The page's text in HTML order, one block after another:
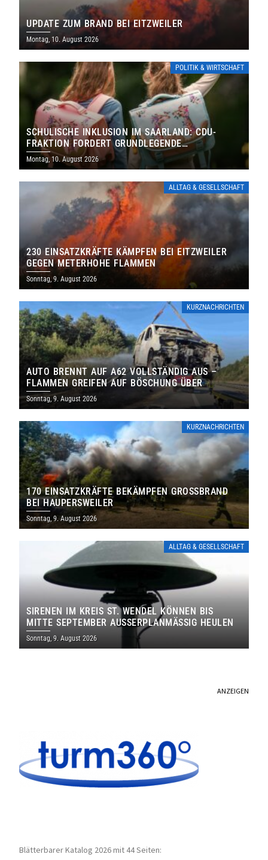
UPDATE ZUM BRAND BEI EITZWEILER
Montag, 10. August 2026
POLITIK & WIRTSCHAFT
SCHULISCHE INKLUSION IM SAARLAND: CDU-
FRAKTION FORDERT GRUNDLEGENDE
NEUAUFSTELLUNG
Montag, 10. August 2026
ALLTAG & GESELLSCHAFT
230 EINSATZKRÄFTE KÄMPFEN BEI EITZWEILER
GEGEN METERHOHE FLAMMEN
Sonntag, 9. August 2026
KURZNACHRICHTEN
AUTO BRENNT AUF A62 VOLLSTÄNDIG AUS –
FLAMMEN GREIFEN AUF BÖSCHUNG ÜBER
Sonntag, 9. August 2026
KURZNACHRICHTEN
170 EINSATZKRÄFTE BEKÄMPFEN GROSSBRAND B
EI HAUPERSWEILER
Sonntag, 9. August 2026
ALLTAG & GESELLSCHAFT
SIRENEN IM KREIS ST. WENDEL KÖNNEN BIS
MITTE SEPTEMBER AUSSERPLANMÄSSIG HEULEN
Sonntag, 9. August 2026
ANZEIGEN
Blätterbarer Katalog 2026 mit 44 Seiten: